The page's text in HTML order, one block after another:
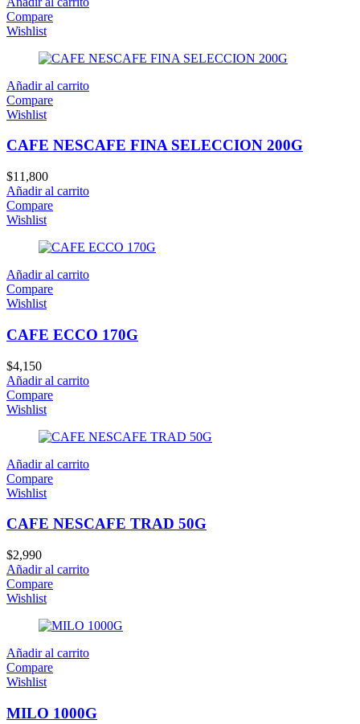
Compare
Wishlist
Añadir al carrito
Compare
Wishlist
CAFE NESCAFE FINA SELECCION 200G
$11,800
Añadir al carrito
Compare
Wishlist
Añadir al carrito
Compare
Wishlist
CAFE ECCO 170G
$4,150
Añadir al carrito
Compare
Wishlist
Añadir al carrito
Compare
Wishlist
CAFE NESCAFE TRAD 50G
$2,990
Añadir al carrito
Compare
Wishlist
Añadir al carrito
Compare
Wishlist
MILO 1000G